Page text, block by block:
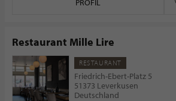
PROFIL
Restaurant Mille Lire
RESTAURANT
Friedrich-Ebert-Platz 5
51373 Leverkusen
Deutschland